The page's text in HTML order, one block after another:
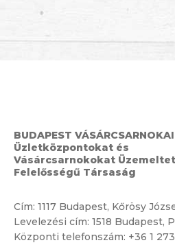
BUDAPEST
Üzletközpontokat és
Vásárcsarnokokat
Felelősségű Társaság
Cím: 1117 Budapest, Kőrösy
Levelezési cím: 1518 Budapest,
Központi telefonszám: +36 1